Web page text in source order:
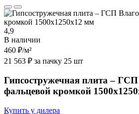
4,9
В наличии
460 ₽/м²
21 563 ₽ за пачку 25 шт
Гипсостружечная плита – ГСП
фальцевой кромкой
Купить у дилера